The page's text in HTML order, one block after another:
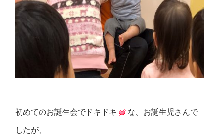
初めてのお誕生会でドキドキ な、お誕生児さんで
したが、